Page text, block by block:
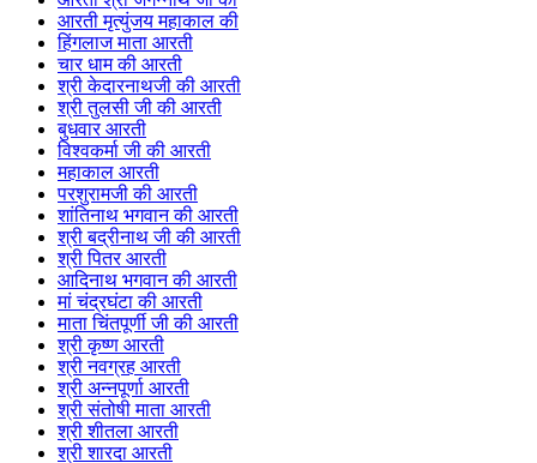
आरती मृत्युंजय महाकाल की
हिंगलाज माता आरती
चार धाम की आरती
श्री केदारनाथजी की आरती
श्री तुलसी जी की आरती
बुधवार आरती
विश्वकर्मा जी की आरती
महाकाल आरती
परशुरामजी की आरती
शांतिनाथ भगवान की आरती
श्री बद्रीनाथ जी की आरती
श्री पितर आरती
आदिनाथ भगवान की आरती
मां चंद्रघंटा की आरती
माता चिंतपूर्णी जी की आरती
श्री कृष्ण आरती
श्री नवग्रह आरती
श्री अन्नपूर्णा आरती
श्री संतोषी माता आरती
श्री शीतला आरती
श्री शारदा आरती